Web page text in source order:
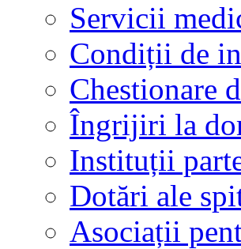
Servicii
Condiții de
Chestionare
Îngrijiri la
Instituții
Dotări ale
Asociații